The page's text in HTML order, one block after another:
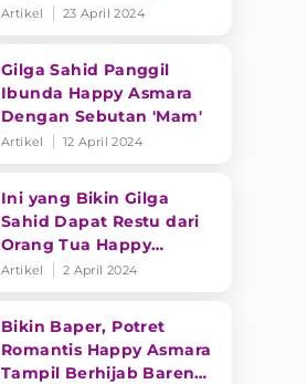
Ngaku Sudah Nikah
Artikel 23 April 2024
Gilga Sahid Panggil
Ibunda Happy Asmara
Dengan Sebutan 'Mam'
Artikel 12 April 2024
Ini yang Bikin Gilga
Sahid Dapat Restu dari
Orang Tua Happy
Asmara
Artikel 2 April 2024
Bikin Baper, Potret
Romantis Happy Asmara
Tampil Berhijab Bareng